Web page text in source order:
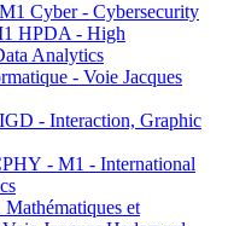
Cyber - Cybersecurity
HPDA - High
Analytics
- Voie Jacques
- Interaction, Graphic
- M1 - International
et